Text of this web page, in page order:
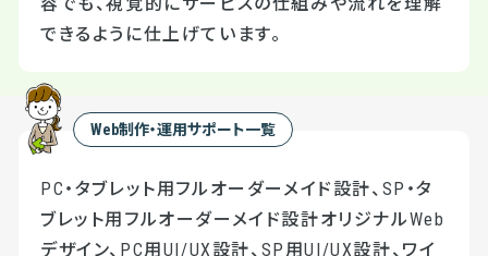
できるように仕上げています。
Web制作・運用サポート一覧
PC・タブレット用フルオーダーメイド設計、SP・タ
ブレット用フルオーダーメイド設計オリジナルWeb
デザイン、PC用UI/UX設計、SP用UI/UX設計、ワイ